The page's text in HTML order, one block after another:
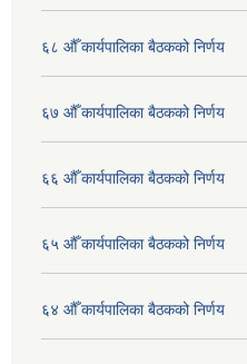
६८ औँ कार्यपालिका बैठकको निर्णय
६७ औँ कार्यपालिका बैठकको निर्णय
६६ औँ कार्यपालिका बैठकको निर्णय
६५ औँ कार्यपालिका बैठकको निर्णय
६४ औँ कार्यपालिका बैठकको निर्णय